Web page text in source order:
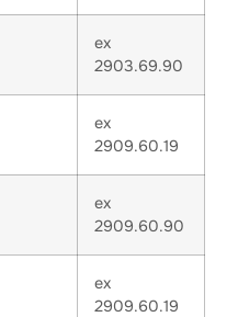
ex
2903.69.90
ex
2909.60.19
ex
2909.60.90
ex
2909.60.19